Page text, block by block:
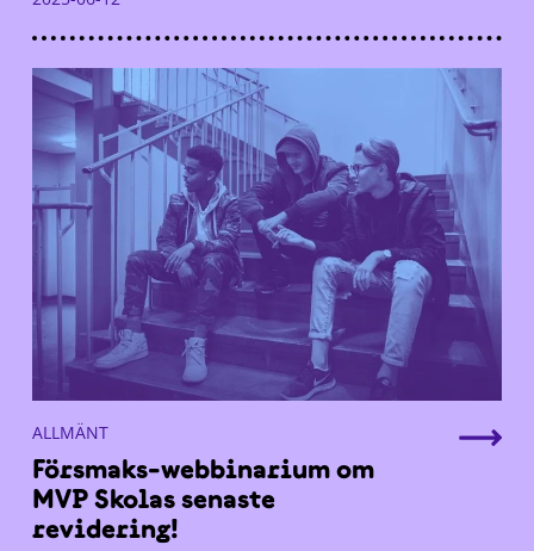
ALLMÄNT
Försmaks-webbinarium om
MVP Skolas senaste
revidering!